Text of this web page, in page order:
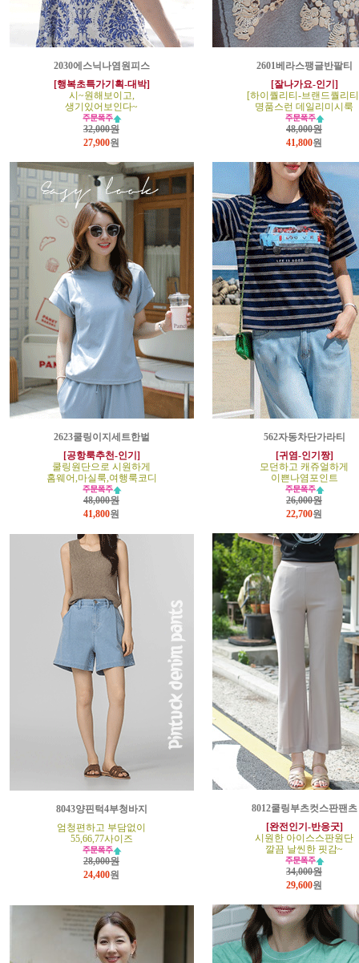
2030에스닉나염원피스
[행복초특가기획-대박]
시~원해보이고,
생기있어보인다~
32,000원
27,900원
2601베라스팽글반팔티
[잘나가요-인기]
[하이퀄리티-브랜드퀄리
명품스런 데일리미시룩
48,000원
41,800원
2623쿨링이지세트한벌
[공항룩추천-인기]
쿨링원단으로 시원하게
홈웨어,마실룩,여행룩코디
48,000원
41,800원
562자동차단가라티
[귀염-인기짱]
모던하고 캐쥬얼하게
이쁜나염포인트
26,000원
22,700원
8043양핀턱4부청바지
엄청편하고 부담없이
55,66,77사이즈
28,000원
24,400원
8012쿨링부츠컷스판팬츠
[완전인기-반응굿]
시원한 아이스스판원단
깔끔 날씬한 핏감~
34,000원
29,600원